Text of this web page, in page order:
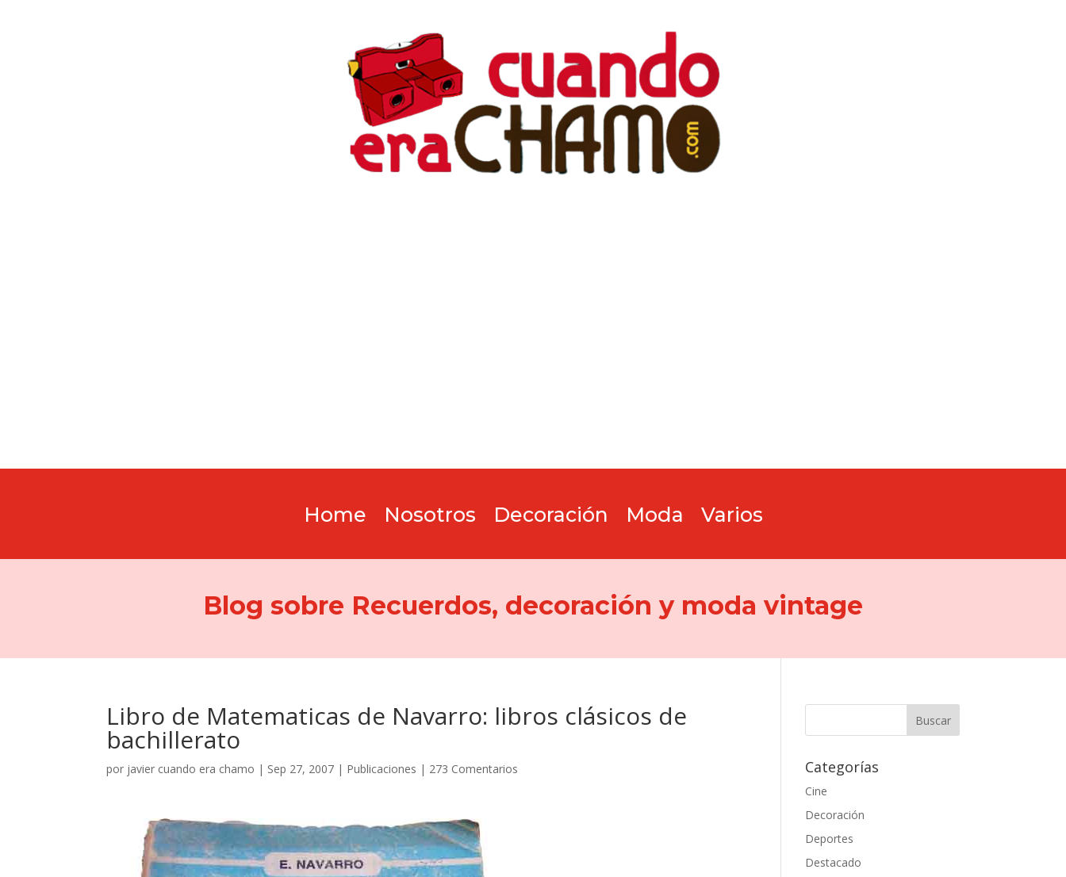
Home Nosotros Decoración Moda Varios
Blog sobre Recuerdos, decoración y moda vintage
Libro de Matematicas de Navarro: libros clásicos de
bachillerato
por javier cuando era chamo | Sep 27, 2007 | Publicaciones | 273 Comentarios Categorías
Cine
Decoración
Deportes
Destacado